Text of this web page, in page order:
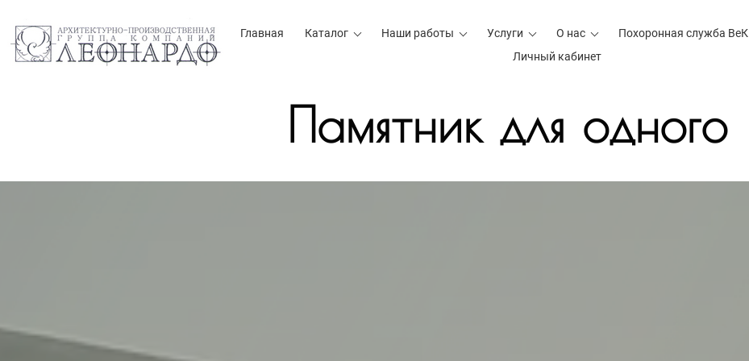
Главная Каталог Наши работы Услуги О нас Похоронная служба ВеК
Личный кабинет
Памятник для одного